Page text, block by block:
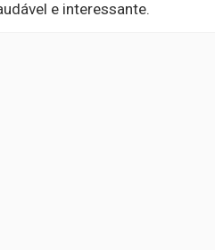
e interessante.